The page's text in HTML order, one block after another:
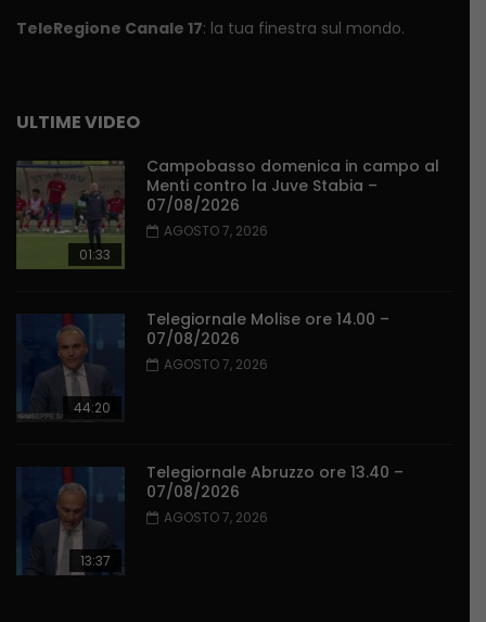
TeleRegione Canale 17: la tua finestra sul mondo.
ULTIME VIDEO
01:33
Campobasso domenica in campo al
Menti contro la Juve Stabia –
07/08/2026
AGOSTO 7, 2026
44:20
Telegiornale Molise ore 14.00 –
07/08/2026
AGOSTO 7, 2026
13:37
Telegiornale Abruzzo ore 13.40 –
07/08/2026
AGOSTO 7, 2026